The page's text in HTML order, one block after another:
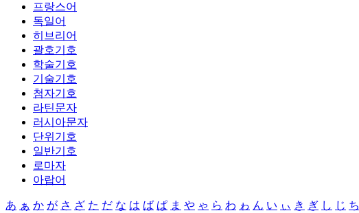
프랑스어
독일어
히브리어
괄호기호
학술기호
기술기호
첨자기호
라틴문자
러시아문자
단위기호
일반기호
로마자
아랍어
あ ぁ か が さ ざ た だ な は ば ぱ ま や ゃ ら わ ゎ ん い ぃ き ぎ し じ ち